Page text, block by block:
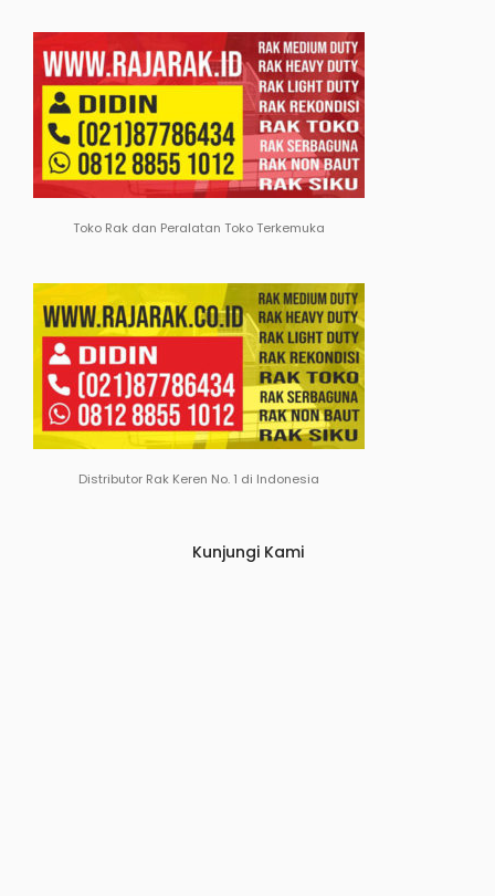
Toko Rak dan Peralatan Toko Terkemuka
Distributor Rak Keren No. 1 di Indonesia
Kunjungi Kami